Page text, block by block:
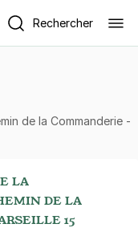
Rechercher
de la Commanderie -
LA
DE LA
15